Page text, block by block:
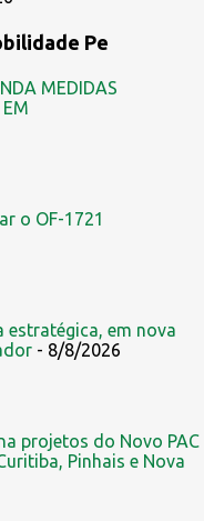
Pe
MEDIDAS
o OF-1721
estratégica, em nova
- 8/8/2026
projetos do Novo PAC
Pinhais e Nova